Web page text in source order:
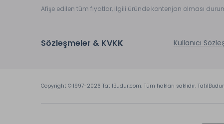
Afişe edilen tüm fiyatlar, ilgili üründe kontenjan olması
Sözleşmeler & KVKK Kullanıcı
Copyright © 1997-2026 TatilBudur.com. Tüm hakları saklıdır.